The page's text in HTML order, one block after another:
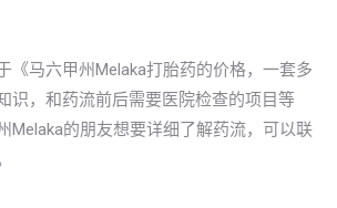
《马六甲州Melaka打胎药的价格，一套多
识，和药流前后需要医院检查的项目等
Melaka的朋友想要详细了解药流，可以联